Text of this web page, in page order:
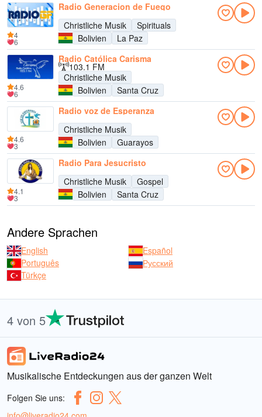
Radio Generacion de Fuego
Christliche Musik
Spirituals
Bolivien
La Paz
4
6
Radio Católica Carisma
103.1 FM
Christliche Musik
Bolivien
Santa Cruz
4.6
6
Radio voz de Esperanza
Christliche Musik
Bolivien
Guarayos
4.6
3
Radio Para Jesucristo
Christliche Musik
Gospel
Bolivien
Santa Cruz
4.1
3
Andere Sprachen
English
Español
Português
Русский
Türkçe
4 von 5
Musikalische Entdeckungen aus der ganzen Welt
Folgen Sie uns: